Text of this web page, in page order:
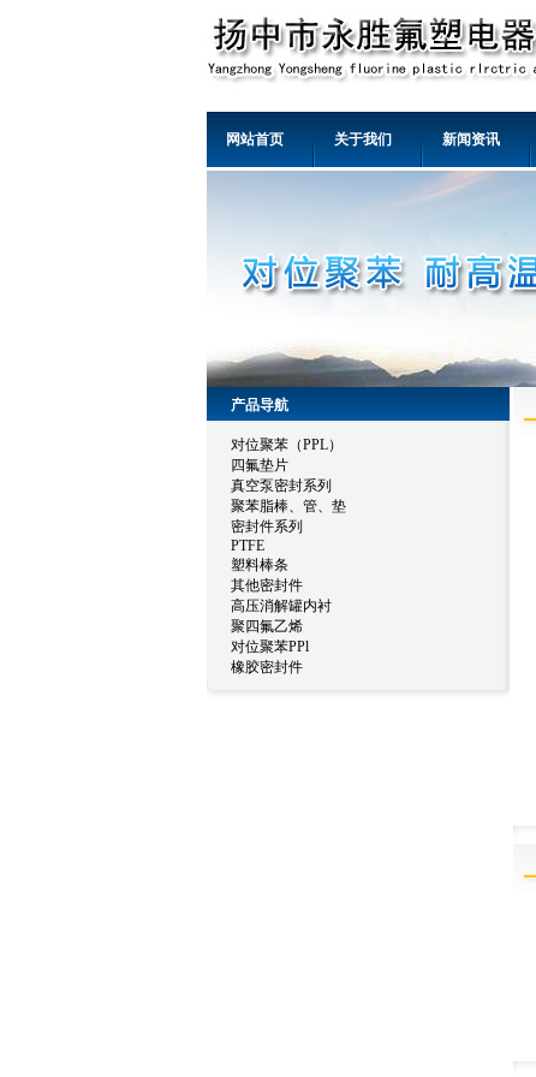
网站首页 关于我们 新闻资讯
产品导航
对位聚苯（PPL）
四氟垫片
真空泵密封系列
聚苯脂棒、管、垫
密封件系列
PTFE
塑料棒条
其他密封件
高压消解罐内衬
聚四氟乙烯
对位聚苯PPl
橡胶密封件